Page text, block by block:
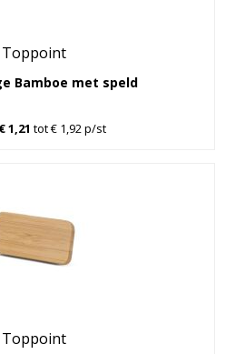
Toppoint
Bamboe met speld
€ 1,21 tot € 1,92 p/st
Toppoint